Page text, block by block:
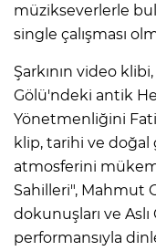
müzikseverlerle
single çalışması
Şarkının video
Gölü'ndeki antik
Yönetmenliğini
klip, tarihi ve doğal
atmosferini
Sahilleri", Mahmut
dokunuşları ve
performansıyla